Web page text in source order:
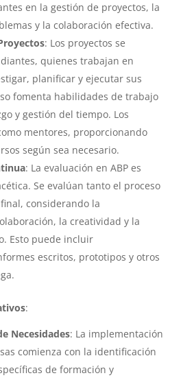
en la gestión de proyectos, la
y la colaboración efectiva.
: Los proyectos se
quienes trabajan en
planificar y ejecutar sus
fomenta habilidades de trabajo
y gestión del tiempo. Los
mentores, proporcionando
según sea necesario.
: La evaluación en ABP es
Se evalúan tanto el proceso
considerando la
la creatividad y la
Esto puede incluir
escritos, prototipos y otros
:
Necesidades: La implementación
comienza con la identificación
de formación y